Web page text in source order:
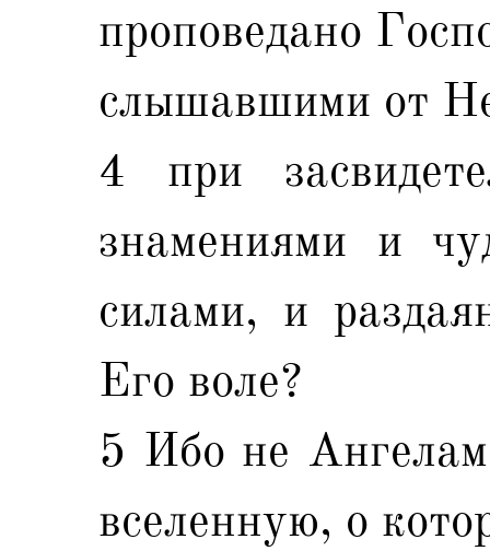
проповедано
слышавшими от
4 при
знамениями и
силами, и
Его воле?
5 Ибо не
вселенную, о